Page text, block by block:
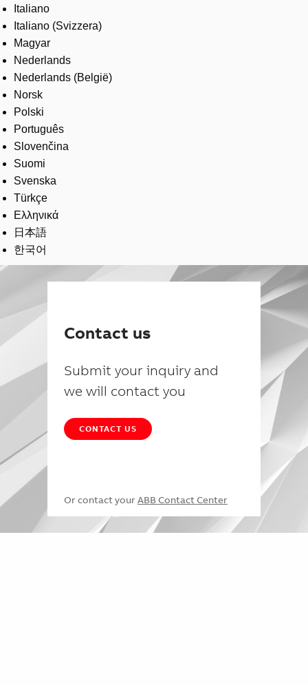
Italiano
Italiano (Svizzera)
Magyar
Nederlands
Nederlands (België)
Norsk
Polski
Português
Slovenčina
Suomi
Svenska
Türkçe
Ελληνικά
日本語
한국어
Contact us
Submit your inquiry and
we will contact you
CONTACT US
Or contact your ABB Contact Center